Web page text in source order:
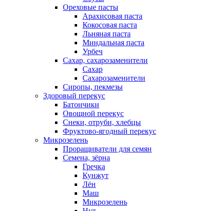
Ореховые пасты
Арахисовая паста
Кокосовая паста
Льняная паста
Миндальная паста
Урбеч
Сахар, сахарозаменители
Сахар
Сахарозаменители
Сиропы, пекмезы
Здоровый перекус
Батончики
Овощной перекус
Снеки, отруби, хлебцы
Фруктово-ягодный перекус
Микрозелень
Проращиватели для семян
Семена, зёрна
Гречка
Кунжут
Лён
Маш
Микрозелень